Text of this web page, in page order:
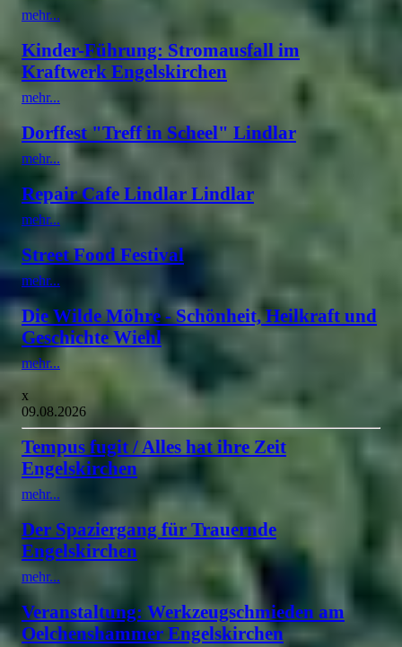
mehr...
Kinder-Führung: Stromausfall im
Kraftwerk Engelskirchen
mehr...
Dorffest "Treff in Scheel" Lindlar
mehr...
Repair Cafe Lindlar Lindlar
mehr...
Street Food Festival
mehr...
Die Wilde Möhre - Schönheit, Heilkraft und
Geschichte Wiehl
mehr...
x
09.08.2026
Tempus fugit / Alles hat ihre Zeit
Engelskirchen
mehr...
Der Spaziergang für Trauernde
Engelskirchen
mehr...
Veranstaltung: Werkzeugschmieden am
Oelchenshammer Engelskirchen